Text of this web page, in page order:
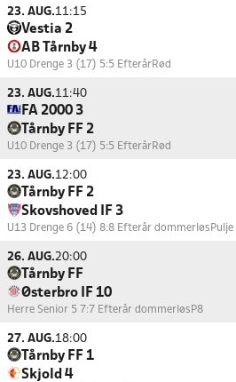
23. AUG.11:15
Vestia 2
AB Tårnby 4
U10 Drenge 3 (17) 5:5 EfterårRød
23. AUG.11:40
FA 2000 3
Tårnby FF 2
U10 Drenge 3 (17) 5:5 EfterårRød
23. AUG.12:00
Tårnby FF 2
Skovshoved IF 3
U13 Drenge 6 (14) 8:8 Efterår dommerløs Pulje
26. AUG.20:00
Tårnby FF
Østerbro IF 10
Herre Senior 5 7:7 Efterår dommerløs P8
27. AUG.18:00
Tårnby FF 1
Skjold 4